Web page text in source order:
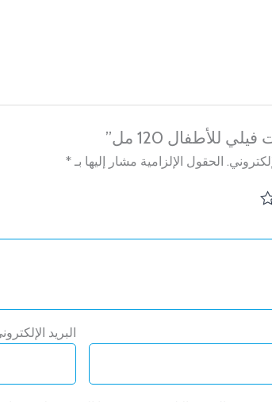
للأطفال 120 مل”
الحقول الإلزامية مشار إليها بـ *
البريد